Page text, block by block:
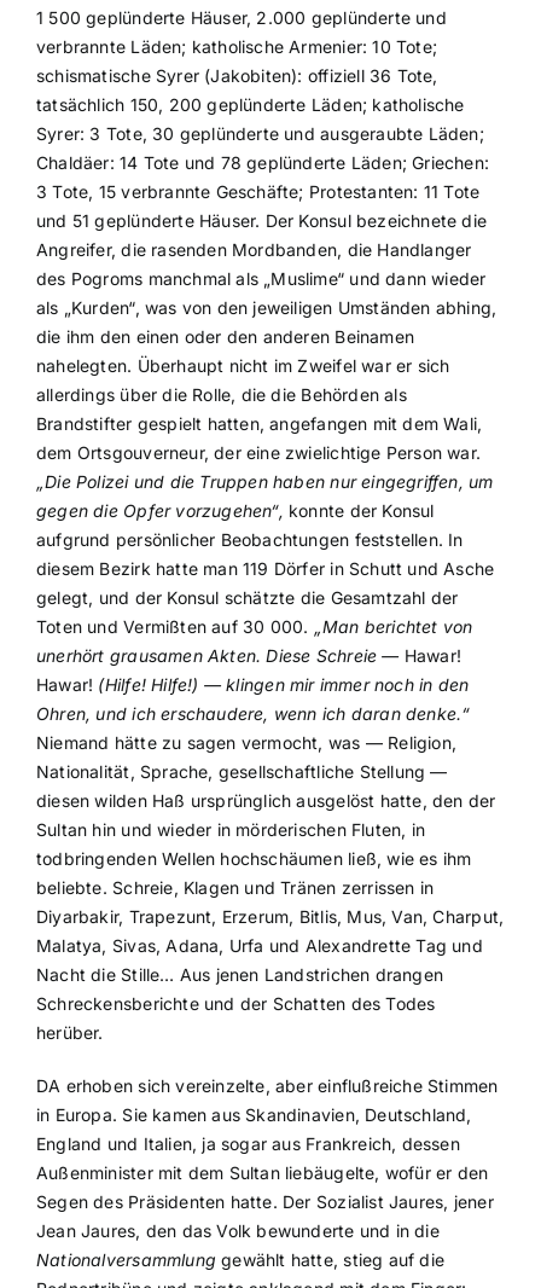
1 500 geplünderte Häuser, 2.000 geplünderte und
verbrannte Läden; katholische Armenier: 10 Tote;
schismatische Syrer (Jakobiten): offiziell 36 Tote,
tatsächlich 150, 200 geplünderte Läden; katholische
Syrer: 3 Tote, 30 geplünderte und ausgeraubte Läden;
Chaldäer: 14 Tote und 78 geplünderte Läden; Griechen:
3 Tote, 15 verbrannte Geschäfte; Protestanten: 11 Tote
und 51 geplünderte Häuser. Der Konsul bezeichnete die
Angreifer, die rasenden Mordbanden, die Handlanger
des Pogroms manchmal als „Muslime“ und dann wieder
als „Kurden“, was von den jeweiligen Umständen abhing,
die ihm den einen oder den anderen Beinamen
nahelegten. Überhaupt nicht im Zweifel war er sich
allerdings über die Rolle, die die Behörden als
Brandstifter gespielt hatten, angefangen mit dem Wali,
dem Ortsgouverneur, der eine zwielichtige Person war.
„Die Polizei und die Truppen haben nur eingegriffen, um
gegen die Opfer vorzugehen“, konnte der Konsul
aufgrund persönlicher Beobachtungen feststellen. In
diesem Bezirk hatte man 119 Dörfer in Schutt und Asche
gelegt, und der Konsul schätzte die Gesamtzahl der
Toten und Vermißten auf 30 000. „Man berichtet von
unerhört grausamen Akten. Diese Schreie — Hawar!
Hawar! (Hilfe! Hilfe!) — klingen mir immer noch in den
Ohren, und ich erschaudere, wenn ich daran denke.“
Niemand hätte zu sagen vermocht, was — Religion,
Nationalität, Sprache, gesellschaftliche Stellung —
diesen wilden Haß ursprünglich ausgelöst hatte, den der
Sultan hin und wieder in mörderischen Fluten, in
todbringenden Wellen hochschäumen ließ, wie es ihm
beliebte. Schreie, Klagen und Tränen zerrissen in
Diyarbakir, Trapezunt, Erzerum, Bitlis, Mus, Van, Charput,
Malatya, Sivas, Adana, Urfa und Alexandrette Tag und
Nacht die Stille… Aus jenen Landstrichen drangen
Schreckensberichte und der Schatten des Todes
herüber.
DA erhoben sich vereinzelte, aber einflußreiche Stimmen
in Europa. Sie kamen aus Skandinavien, Deutschland,
England und Italien, ja sogar aus Frankreich, dessen
Außenminister mit dem Sultan liebäugelte, wofür er den
Segen des Präsidenten hatte. Der Sozialist Jaures, jener
Jean Jaures, den das Volk bewunderte und in die
Nationalversammlunggewählt hatte, stieg auf die